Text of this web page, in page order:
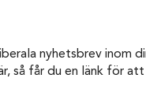
nyhetsbrev inom
så får du en länk för